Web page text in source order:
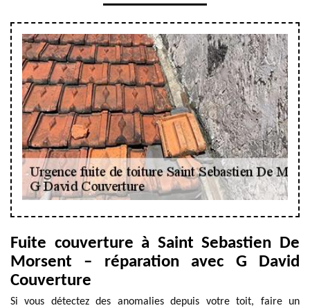
Fuite couverture à Saint Sebastien De
Morsent – réparation avec G David
Couverture
Si vous détectez des anomalies depuis votre toit, faire un